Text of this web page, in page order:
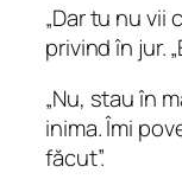
„Dar tu nu vii
privind în jur.
„Nu, stau în
inima. Îmi
făcut”.